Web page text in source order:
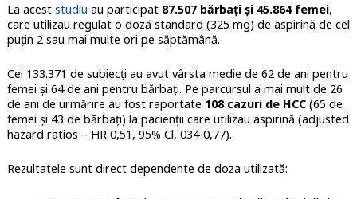
La aceststudiu au participat 87.507 bărbați și 45.864 femei,
care utilizau regulat o doză standard (325 mg) de aspirină de cel
puțin 2 sau mai multe ori pe săptămână.
Cei 133.371 de subiecți au avut vârsta medie de 62 de ani pentru
femei și 64 de ani pentru bărbați. Pe parcursul a mai mult de 26
de ani de urmărire au fost raportate 108 cazuri de HCC(65 de
femei și 43 de bărbați) la pacienții care utilizau aspirină (adjusted
hazard ratios – HR 0,51, 95% Cl, 034-0,77).
Rezultatele sunt direct dependente de doza utilizată: